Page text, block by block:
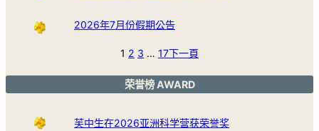
2026年7月份假期公告
1 2 3 … 17下一頁
荣誉榜 AWARD
芙中生在2026亚洲科学营获荣誉奖